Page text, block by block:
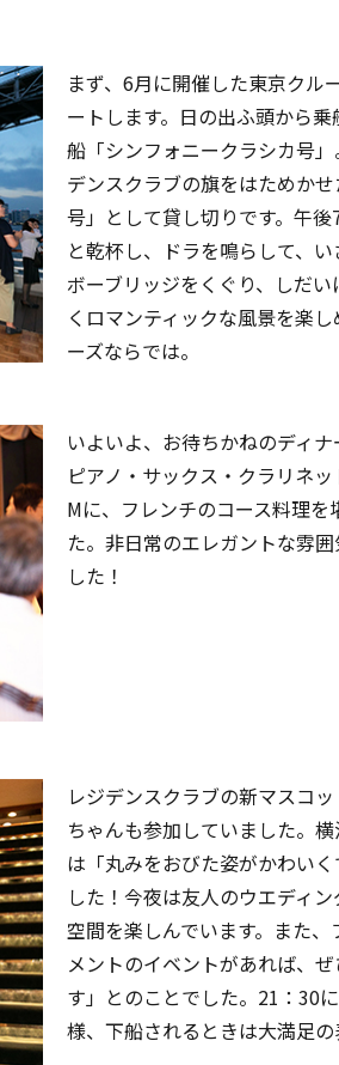
まず、6月に開催した東京クル
ートします。日の出ふ頭から
船「シンフォニークラシカ号
デンスクラブの旗をはためか
号」として貸し切りです。午
と乾杯し、ドラを鳴らして、
ボーブリッジをくぐり、しだ
くロマンティックな風景を楽
ーズならでは。
いよいよ、お待ちかねのディナ
ピアノ・サックス・クラリネ
Mに、フレンチのコース料理を
た。非日常のエレガントな雰
した！
レジデンスクラブの新マスコッ
ちゃんも参加していました。
は「丸みをおびた姿がかわい
した！今夜は友人のウエディ
空間を楽しんでいます。また、
メントのイベントがあれば、
す」とのことでした。21：30
様、下船されるときは大満足の